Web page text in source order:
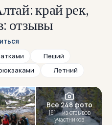
край рек,
отзывы
Пеший
Летний
Все 248 фото
181 — из отзывов
участников